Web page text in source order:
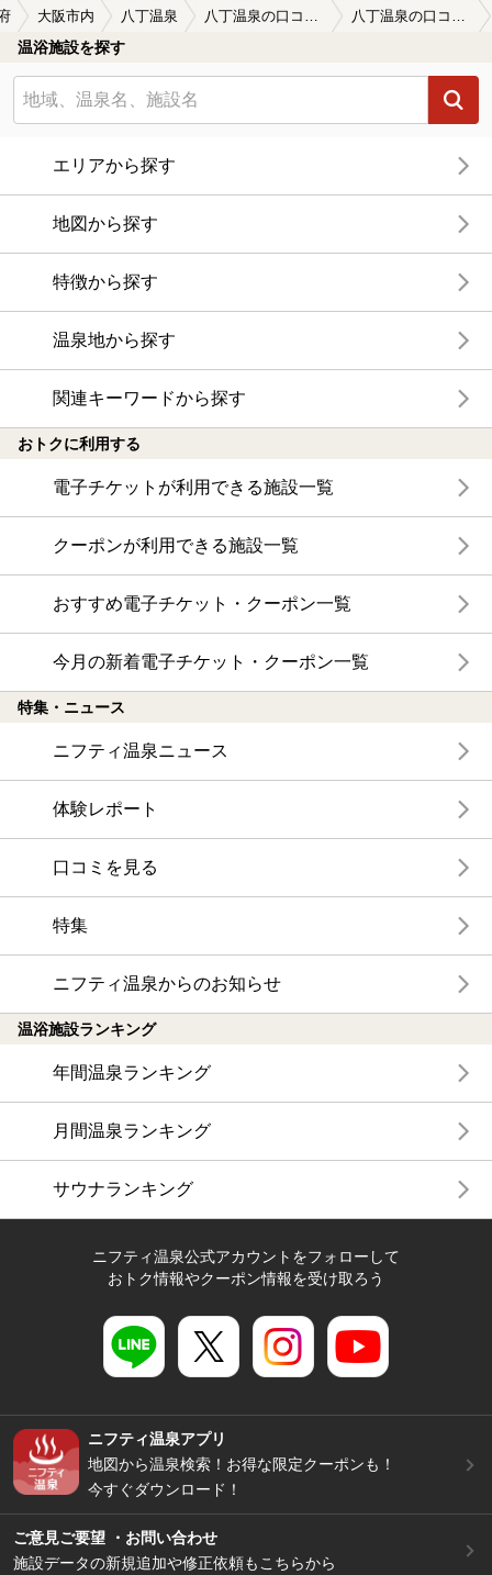
大阪市内 八丁温泉 八丁温泉の口コミ一覧 八丁温泉の口コミ 明るくきれいで使いやすい
温浴施設を探す
エリアから探す
地図から探す
特徴から探す
温泉地から探す
関連キーワードから探す
おトクに利用する
電子チケットが利用できる施設一覧
クーポンが利用できる施設一覧
おすすめ電子チケット・クーポン一覧
今月の新着電子チケット・クーポン一覧
特集・ニュース
ニフティ温泉ニュース
体験レポート
口コミを見る
特集
ニフティ温泉からのお知らせ
温浴施設ランキング
年間温泉ランキング
月間温泉ランキング
サウナランキング
ニフティ温泉公式アカウントをフォローして
おトク情報やクーポン情報を受け取ろう
ニフティ温泉アプリ
地図から温泉検索！お得な限定クーポンも！
今すぐダウンロード！
ご意見ご要望 ・お問い合わせ
施設データの新規追加や修正依頼もこちらから